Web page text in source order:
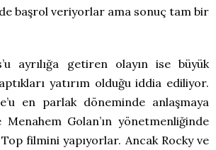
başrol veriyorlar ama sonuç tam bir
ayrılığa getiren olayın ise büyük
yatırım olduğu iddia ediliyor.
en parlak döneminde anlaşmaya
Golan’ın yönetmenliğinde
Top filmini yapıyorlar. Ancak Rocky ve